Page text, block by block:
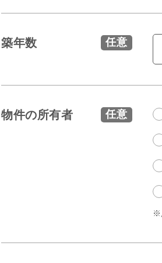
築年数 任意
物件の所有者 任意
※